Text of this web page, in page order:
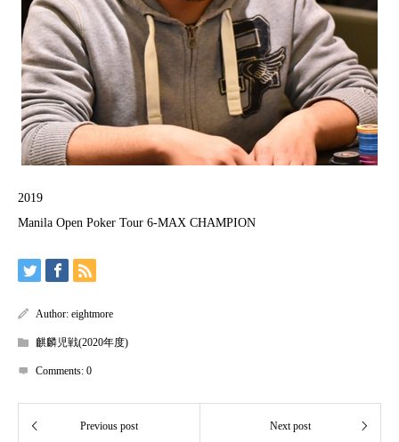
2019
Manila Open Poker Tour 6-MAX CHAMPION
Author: eightmore
麒麟児戦(2020年度)
Comments: 0